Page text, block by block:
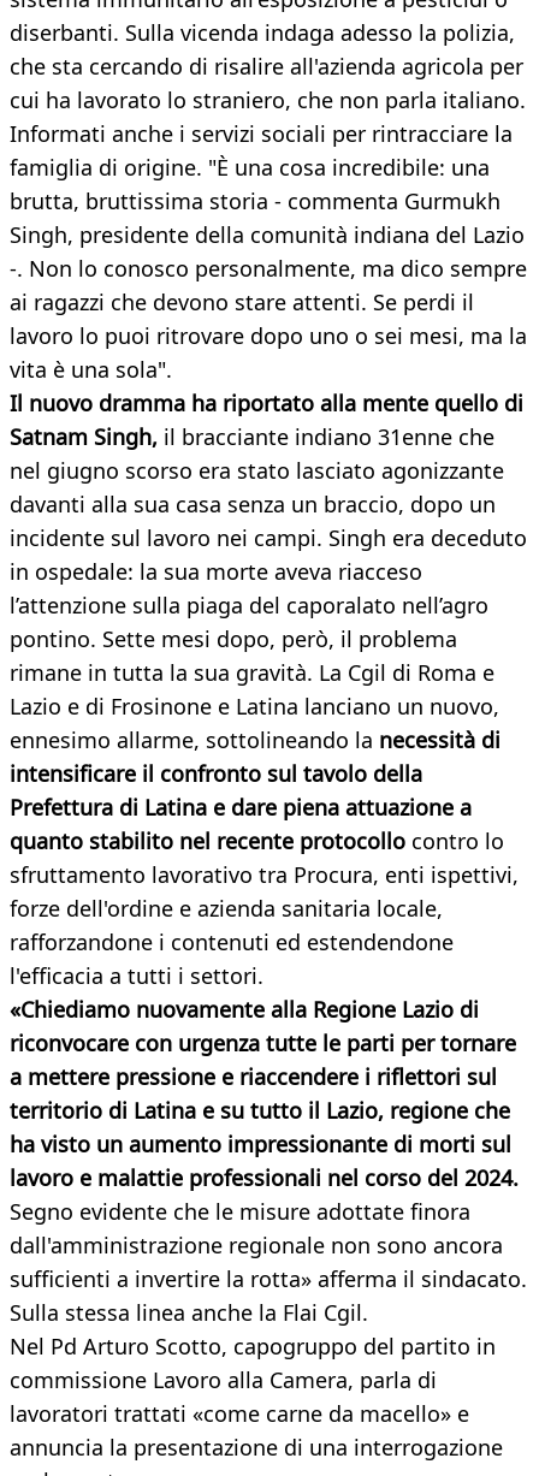
diserbanti. Sulla vicenda indaga adesso la polizia,
che sta cercando di risalire all'azienda agricola per
cui ha lavorato lo straniero, che non parla italiano.
Informati anche i servizi sociali per rintracciare la
famiglia di origine. "È una cosa incredibile: una
brutta, bruttissima storia - commenta Gurmukh
Singh, presidente della comunità indiana del Lazio
-. Non lo conosco personalmente, ma dico sempre
ai ragazzi che devono stare attenti. Se perdi il
lavoro lo puoi ritrovare dopo uno o sei mesi, ma la
vita è una sola".
Il nuovo dramma ha riportato alla mente quello di
Satnam Singh, il bracciante indiano 31enne che
nel giugno scorso era stato lasciato agonizzante
davanti alla sua casa senza un braccio, dopo un
incidente sul lavoro nei campi. Singh era deceduto
in ospedale: la sua morte aveva riacceso
l’attenzione sulla piaga del caporalato nell’agro
pontino. Sette mesi dopo, però, il problema
rimane in tutta la sua gravità. La Cgil di Roma e
Lazio e di Frosinone e Latina lanciano un nuovo,
ennesimo allarme, sottolineando la necessità di
intensificare il confronto sul tavolo della
Prefettura di Latina e dare piena attuazione a
quanto stabilito nel recente protocollo contro lo
sfruttamento lavorativo tra Procura, enti ispettivi,
forze dell'ordine e azienda sanitaria locale,
rafforzandone i contenuti ed estendendone
l'efficacia a tutti i settori.
«Chiediamo nuovamente alla Regione Lazio di
riconvocare con urgenza tutte le parti per tornare
a mettere pressione e riaccendere i riflettori sul
territorio di Latina e su tutto il Lazio, regione che
ha visto un aumento impressionante di morti sul
lavoro e malattie professionali nel corso del 2024.
Segno evidente che le misure adottate finora
dall'amministrazione regionale non sono ancora
sufficienti a invertire la rotta» afferma il sindacato.
Sulla stessa linea anche la Flai Cgil.
Nel Pd Arturo Scotto, capogruppo del partito in
commissione Lavoro alla Camera, parla di
lavoratori trattati «come carne da macello» e
annuncia la presentazione di una interrogazione